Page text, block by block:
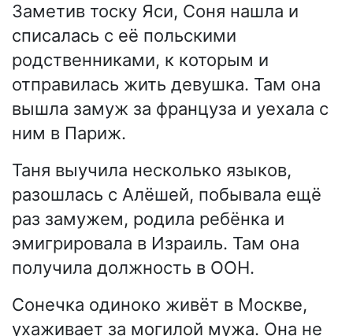
Заметив тоску Яси, Соня нашла и
списалась с её польскими
родственниками, к которым и
отправилась жить девушка. Там она
вышла замуж за француза и уехала с
ним в Париж.
Таня выучила несколько языков,
разошлась с Алёшей, побывала ещё
раз замужем, родила ребёнка и
эмигрировала в Израиль. Там она
получила должность в ООН.
Сонечка одиноко живёт в Москве,
ухаживает за могилой мужа. Она не